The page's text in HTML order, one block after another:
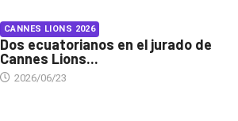
CANNES LIONS 2026
Dos ecuatorianos en el jurado de
Cannes Lions...
2026/06/23